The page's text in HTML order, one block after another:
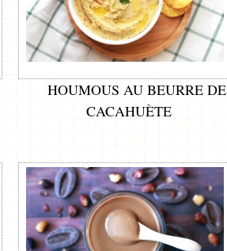
HOUMOUS AU BEURRE DE
CACAHUÈTE